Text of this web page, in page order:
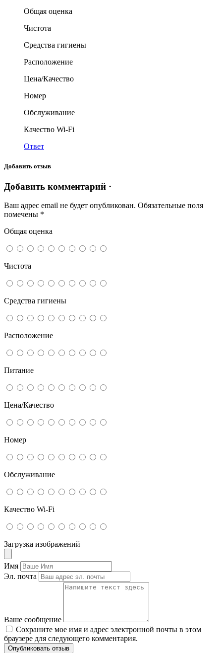
Общая оценка
Чистота
Средства гигиены
Расположение
Цена/Качество
Номер
Обслуживание
Качество Wi-Fi
Ответ
Добавить отзыв
Добавить комментарий ·
Ваш адрес email не будет опубликован. Обязательные поля
помечены *
Общая оценка
Чистота
Средства гигиены
Расположение
Питание
Цена/Качество
Номер
Обслуживание
Качество Wi-Fi
Загрузка изображений
Имя
Эл. почта
Ваше сообщение
Сохраните мое имя и адрес электронной почты в этом
браузере для следующего комментария.
Опубликовать отзыв